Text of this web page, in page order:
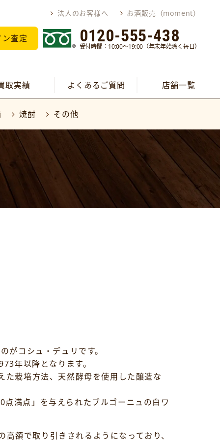
法人のお客様へ お酒販売（moment）
査定 0120-555-438
受付時間：10:00～19:00（年末年始除く毎日）
取実績 よくあるご質問 店舗一覧
焼酎 その他
がコシュ・デュリです。
年以降となります。
栽培方法、天然酵母を使用した醸造な
満点」を与えられたブルゴーニュの白ワ
額で取り引きされるようになっており、